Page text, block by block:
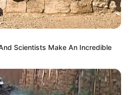
cult
Scientists Make An Incredible